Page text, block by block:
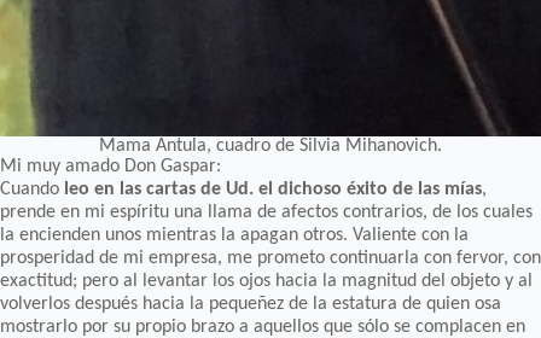
Mama Antula, cuadro de Silvia Mihanovich.
Mi muy amado Don Gaspar:
Cuando leo en las cartas de Ud. el dichoso éxito de las mías,
prende en mi espíritu una llama de afectos contrarios, de los cuales
la encienden unos mientras la apagan otros. Valiente con la
prosperidad de mi empresa, me prometo continuarla con fervor, con
exactitud; pero al levantar los ojos hacia la magnitud del objeto y al
volverlos después hacia la pequeñez de la estatura de quien osa
mostrarlo por su propio brazo a aquellos que sólo se complacen en